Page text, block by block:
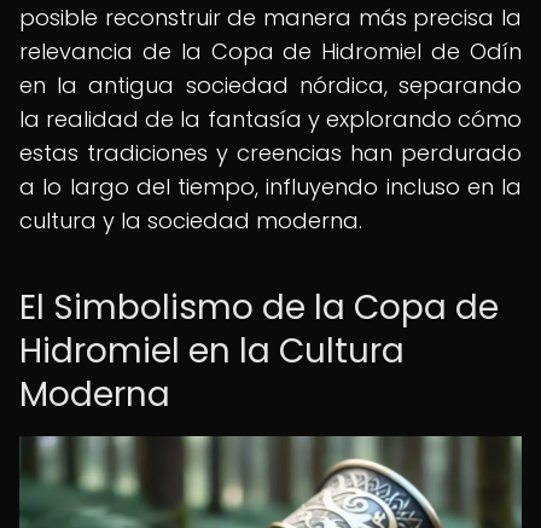
posible reconstruir de manera más precisa la
relevancia de la Copa de Hidromiel de Odín
en la antigua sociedad nórdica, separando
la realidad de la fantasía y explorando cómo
estas tradiciones y creencias han perdurado
a lo largo del tiempo, influyendo incluso en la
cultura y la sociedad moderna.
El Simbolismo de la Copa de
Hidromiel en la Cultura
Moderna